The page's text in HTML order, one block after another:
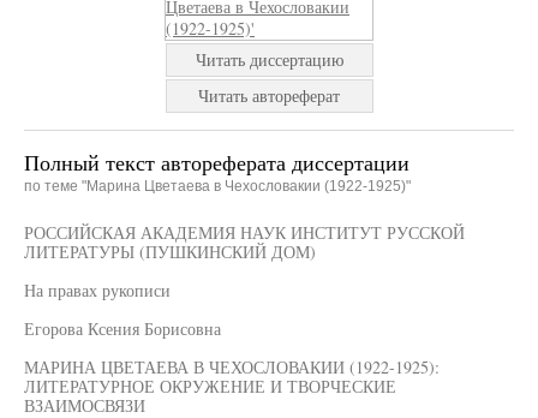
Читать диссертацию
Читать автореферат
Полный текст автореферата диссертации
по теме "Марина Цветаева в Чехословакии (1922-1925)"
РОССИЙСКАЯ АКАДЕМИЯ НАУК ИНСТИТУТ РУССКОЙ
ЛИТЕРАТУРЫ (ПУШКИНСКИЙ ДОМ)
На правах рукописи
Егорова Ксения Борисовна
МАРИНА ЦВЕТАЕВА В ЧЕХОСЛОВАКИИ (1922-1925):
ЛИТЕРАТУРНОЕ ОКРУЖЕНИЕ И ТВОРЧЕСКИЕ
ВЗАИМОСВЯЗИ